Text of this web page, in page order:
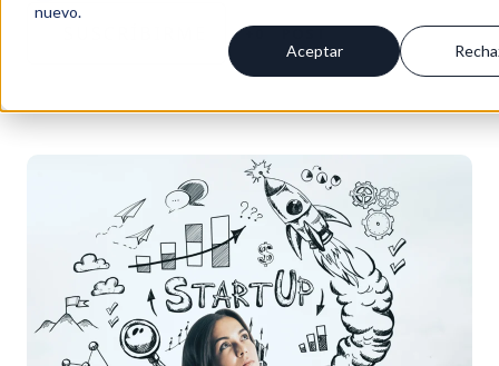
nuevo.
Aceptar
+0